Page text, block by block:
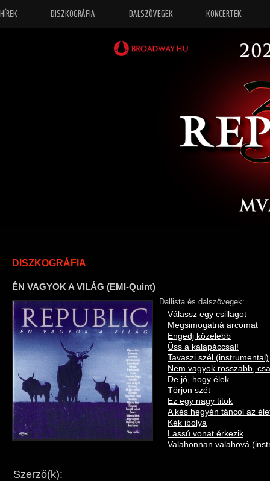
DISZKOGRÁFIA
ÉN VAGYOK A VILÁG (EMI-Quint)
Dallista és dalszövegek:
Válassz egy csillagot
Megsimogatná arcomat
Engedj közelebb
Üss a kalapáccsal!
Tavaszi szél (instrumental)
Nem vagyok rosszabb,
De jó, hogy élek
Törjön szét
Ez egy nagy titok
A kés hegyén táncol az
Kék ibolya
Lassú vonat érkezik
Valahonnan valahová
Szerző(k):
HÍREK DISZKOGRÁFIA DALSZÖVEGEK KONCERTEK